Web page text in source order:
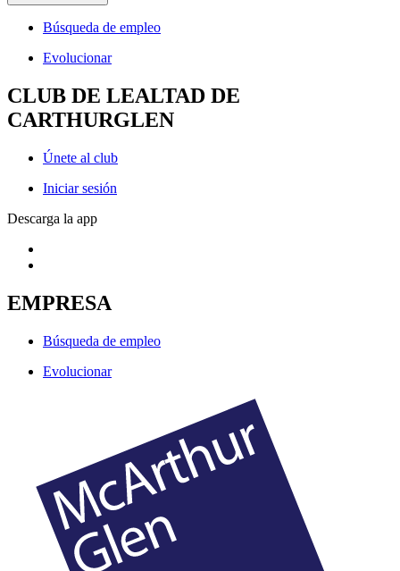
Búsqueda de empleo
Evolucionar
CLUB DE LEALTAD DE
CARTHURGLEN
Únete al club
Iniciar sesión
Descarga la app
EMPRESA
Búsqueda de empleo
Evolucionar